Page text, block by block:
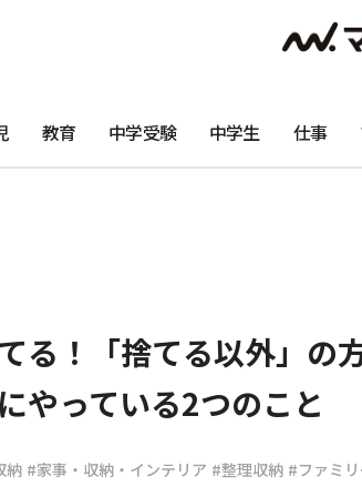
教育 中学受験 中学生 仕事
る！「捨てる以外」の
やっている2つのこと
納 #家事・収納・インテリア #整理収納 #ファミ